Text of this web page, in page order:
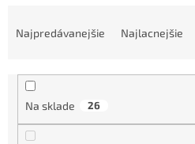
Najpredávanejšie Najlacnejšie
Na sklade 26